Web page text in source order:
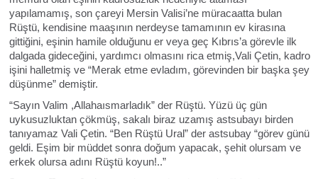
yapılamamış, son çareyi Mersin Valisi’ne müracaatta bulan
Rüştü, kendisine maaşının nerdeyse tamamının ev kirasına
gittiğini, eşinin hamile olduğunu er veya geç Kıbrıs’a görevle ilk
dalgada gideceğini, yardımcı olmasını rica etmiş,Vali Çetin, kadro
işini halletmiş ve “Merak etme evladım, görevinden bir başka şey
düşünme” demiştir.
“Sayın Valim ,Allahaısmarladık” der Rüştü. Yüzü üç gün
uykusuzluktan çökmüş, sakalı biraz uzamış astsubayı birden
tanıyamaz Vali Çetin. “Ben Rüştü Ural” der astsubay “görev günü
geldi. Eşim bir müddet sonra doğum yapacak, şehit olursam ve
erkek olursa adını Rüştü koyun!..”